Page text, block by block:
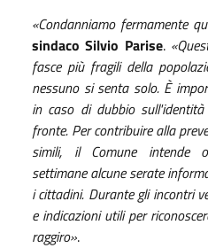
«Condanniamo fermamente
sindaco Silvio Parise.
fasce più fragili della
nessuno si senta solo. È
in caso di dubbio
fronte. Per contribuire alla
simili, il Comune intende
settimane alcune serate
i cittadini. Durante gli incontri
e indicazioni utili per
raggiro».